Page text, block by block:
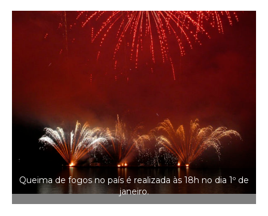
Queima de fogos no país é realizada às 18h no dia 1º de
janeiro.